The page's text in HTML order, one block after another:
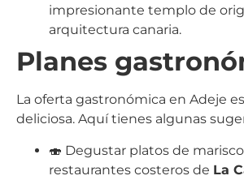
impresionante templo de
arquitectura canaria.
Planes
La oferta gastronómica en Adeje
deliciosa. Aquí tienes algunas
🍣 Degustar platos de
restaurantes costeros de La